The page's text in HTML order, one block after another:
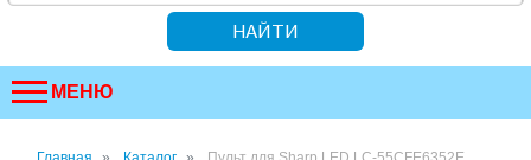
МЕНЮ